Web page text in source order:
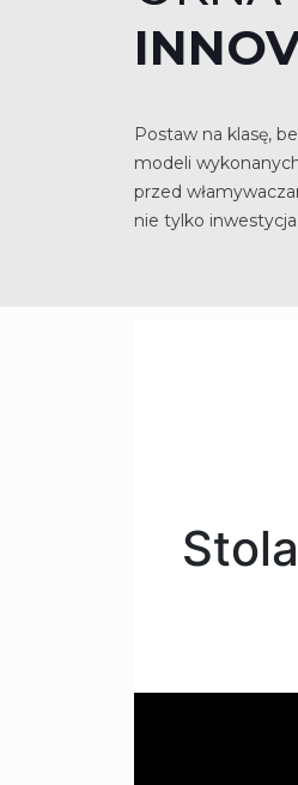
Postaw na klasę,
modeli
przed
nie tylko